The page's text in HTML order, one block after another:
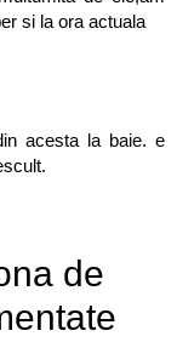
si la ora actuala
acesta la baie. e
de